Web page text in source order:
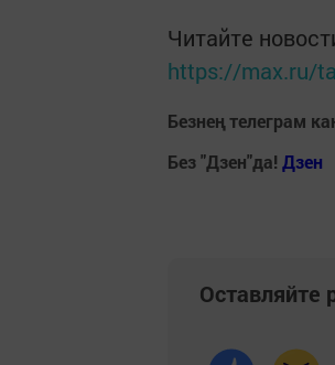
Читайте
https://max.ru/
Безнең телеграм
Без "Дзен"да! Дзен
Оставляйте